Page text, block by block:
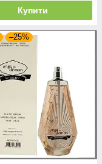
Купити
–25%